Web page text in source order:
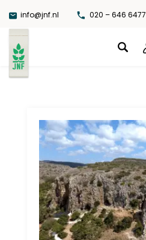
naar
de
inhoud
info@jnf.nl 020 – 646 6477
JNF